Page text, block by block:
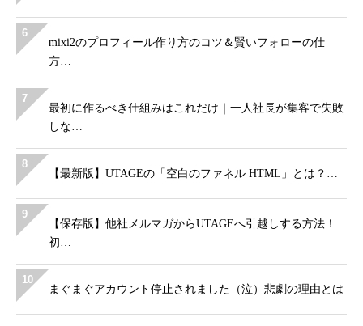
6
mixi2のプロフィール作り方のコツ＆賢いフォローの仕
方…
7
最初に作るべき仕組みはこれだけ｜一人社長が集客で失敗
しな…
8
【最新版】UTAGEの「空白のファネル HTML」とは？…
9
【保存版】他社メルマガからUTAGEへ引越しする方法！
初…
10
まぐまぐアカウント停止されました（泣）悲劇の理由とは